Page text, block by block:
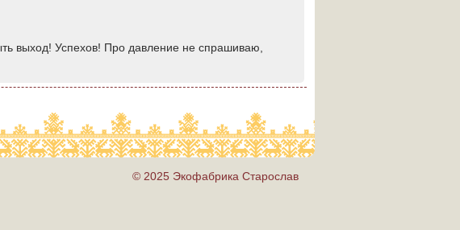
выход! Успехов! Про давление не спрашиваю,
© 2025 Экофабрика Старослав